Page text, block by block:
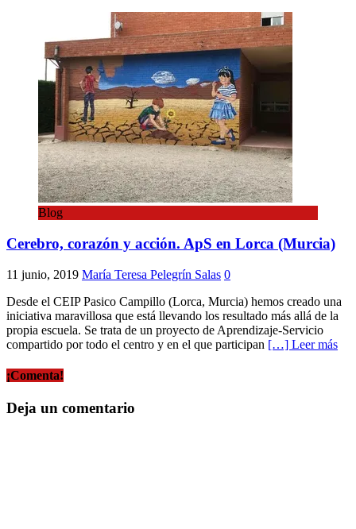
Blog
Cerebro, corazón y acción. ApS en Lorca (Murcia)
11 junio, 2019 María Teresa Pelegrín Salas 0
Desde el CEIP Pasico Campillo (Lorca, Murcia) hemos creado una
iniciativa maravillosa que está llevando los resultado más allá de la
propia escuela. Se trata de un proyecto de Aprendizaje-Servicio
compartido por todo el centro y en el que participan […] Leer más
¡Comenta!
Deja un comentario